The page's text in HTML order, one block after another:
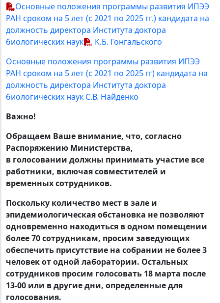
Основные положения программы развития ИПЭЭ
РАН сроком на 5 лет (с 2021 по 2025 гг.) кандидата на
должность директора Института доктора
биологических наук
К.Б. Гонгальского
Основные положения программы развития ИПЭЭ
РАН сроком на 5 лет (с 2021 по 2025 гг) кандидата на
должность директора Института доктора
биологических наук С.В. Найденко
Важно!
Обращаем Ваше внимание, что, согласно
Распоряжению Министерства,
в голосовании должны принимать участие все
работники, включая совместителей и
временных сотрудников.
Поскольку количество мест в зале и
эпидемиологическая обстановка не позволяют
одновременно находиться в одном помещении
более 70 сотрудникам, просим заведующих
обеспечить присутствие на собрании не более 3
человек от одной лаборатории. Остальных
сотрудников просим голосовать 18 марта после
13-00 или в другие дни, определенные для
голосования.